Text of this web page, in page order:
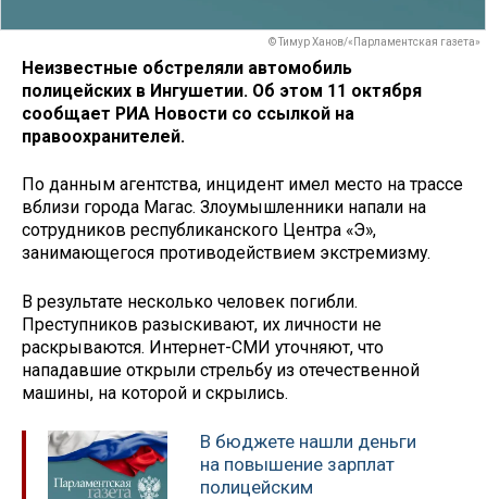
© Тимур Ханов/«Парламентская газета»
Неизвестные обстреляли автомобиль
полицейских в Ингушетии. Об этом 11 октября
сообщает РИА Новости со ссылкой на
правоохранителей.
По данным агентства, инцидент имел место на трассе
вблизи города Магас. Злоумышленники напали на
сотрудников республиканского Центра «Э»,
занимающегося противодействием экстремизму.
В результате несколько человек погибли.
Преступников разыскивают, их личности не
раскрываются. Интернет-СМИ уточняют, что
нападавшие открыли стрельбу из отечественной
машины, на которой и скрылись.
В бюджете нашли деньги
на повышение зарплат
полицейским